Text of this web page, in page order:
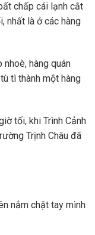
chấp cái lạnh cắt
nhất là ở các hàng
hàng quán
tì thành một hàng
tối, khi Trình Cảnh
Trịnh Châu đã
nắm chặt tay mình